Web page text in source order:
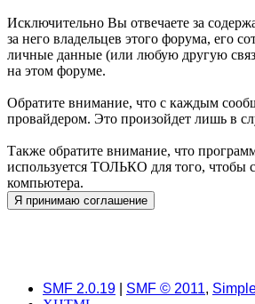
Исключительно Вы отвечаете за
за него владельцев этого форума, его
личные данные (или любую другую
на этом форуме.
Обратите внимание, что с каждым
провайдером. Это произойдет лишь в
Также обратите внимание, что
используется ТОЛЬКО для того, чтобы
компьютера.
SMF 2.0.19 SMF © 2011,